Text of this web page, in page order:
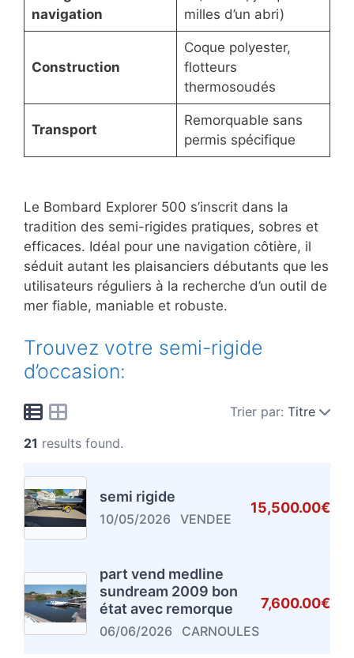
navigation
milles d’un abri)
Construction
Coque polyester,
flotteurs
thermosoudés
Transport
Remorquable sans
permis spécifique
Le Bombard Explorer 500 s’inscrit dans la
tradition des semi-rigides pratiques, sobres et
efficaces. Idéal pour une navigation côtière, il
séduit autant les plaisanciers débutants que les
utilisateurs réguliers à la recherche d’un outil de
mer fiable, maniable et robuste.
Trouvez votre semi-rigide
d’occasion:
Trier par: Titre
21 results found.
semi rigide
10/05/2026 VENDEE
15,500.00€
part vend medline
sundream 2009 bon
état avec remorque
06/06/2026 CARNOULES
7,600.00€